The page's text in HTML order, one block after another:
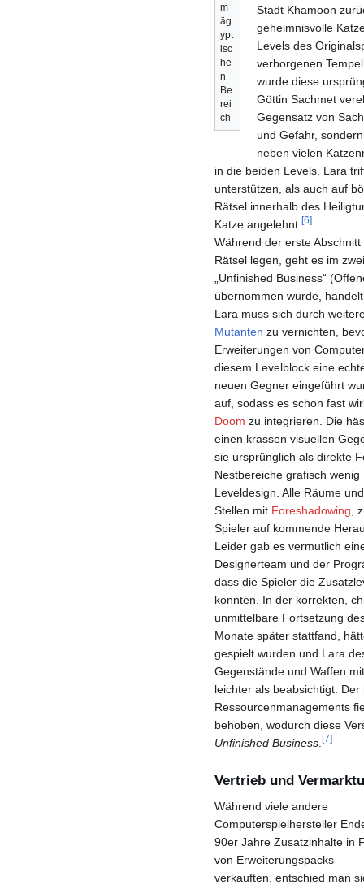
m
äg
ypt
isc
he
n
Be
rei
ch
Stadt Khamoon
geheimnisvolle
Levels des
verborgenen
wurde diese
Göttin Sachmet
Gegensatz von
und Gefahr,
neben vielen
in die beiden Levels. Lara
unterstützen, als auch auf
Rätsel innerhalb des
Katze angelehnt. [6]
Während der erste
Rätsel legen, geht es im
„Unfinished Business“
übernommen wurde,
Lara muss sich durch
Mutanten zu vernichten,
Erweiterungen von
diesem Levelblock eine
neuen Gegner eingeführt
auf, sodass es schon fast
Doom zu integrieren. Die
einen krassen visuellen
sie ursprünglich als direkte
Nestbereiche grafisch
Leveldesign. Alle Räume
Stellen mit Foreshadowing,
Spieler auf kommende
Leider gab es vermutlich
Designerteam und der
dass die Spieler die
konnten. In der korrekten,
unmittelbare Fortsetzung
Monate später stattfand,
gespielt wurden und Lara
Gegenstände und Waffen
leichter als beabsichtigt.
Ressourcenmanagements
behoben, wodurch diese
Unfinished Business. [7]
Vertrieb und
Während viele andere
Computerspielhersteller
90er Jahre Zusatzinhalte in
von Erweiterungspacks
verkauften, entschied man